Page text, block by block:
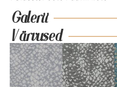
Galerii
Värvused